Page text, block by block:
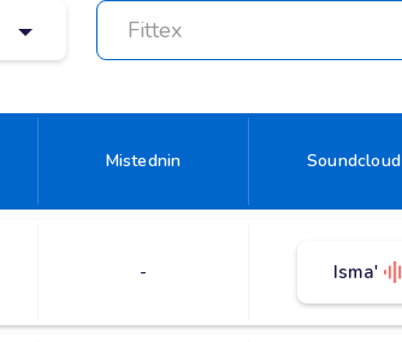
Mistednin Soundcloud
- Isma'